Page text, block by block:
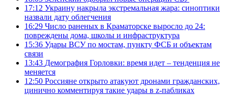
17:12 Украину накрыла экстремальная жара: синоптики
назвали дату облегчения
16:29 Число раненых в Краматорске выросло до 24:
повреждены дома, школы и инфраструктура
15:36 Удары ВСУ по мостам, пункту ФСБ и объектам
связи
13:43 Демография Горловки: время идет – тенденция не
меняется
12:50 Россияне открыто атакуют дронами гражданских,
цинично комментируя такие удары в z-пабликах